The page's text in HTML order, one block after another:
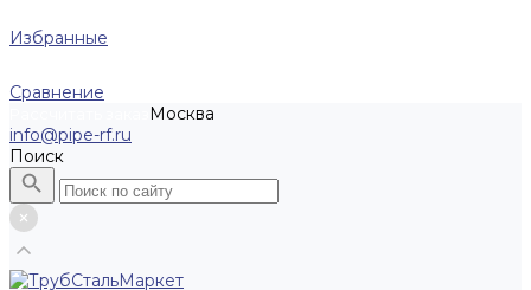
Избранные
Сравнение
Москва
info@pipe-rf.ru
Поиск